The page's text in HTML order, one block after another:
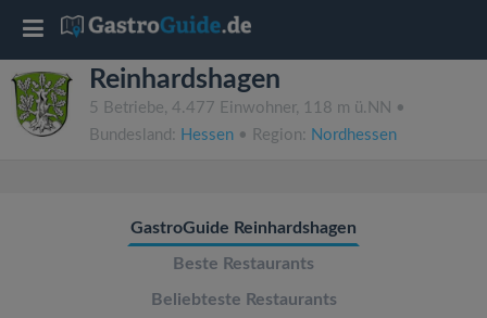
Reinhardshagen
5 Betriebe, 4.477 Einwohner, 118 m ü.NN •
Bundesland: Hessen • Region: Nordhessen
GastroGuide Reinhardshagen
Beste Restaurants
Beliebteste Restaurants
T
o
g